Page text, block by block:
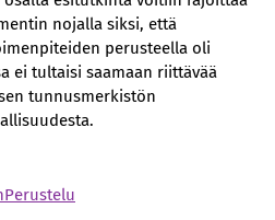
nojalla siksi, että
perusteella oli
ei tultaisi saamaan riittävää
tunnusmerkistön
Perustelu